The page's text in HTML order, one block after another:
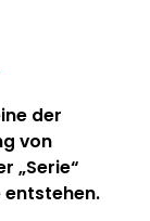
der
von
„Serie“
entstehen.